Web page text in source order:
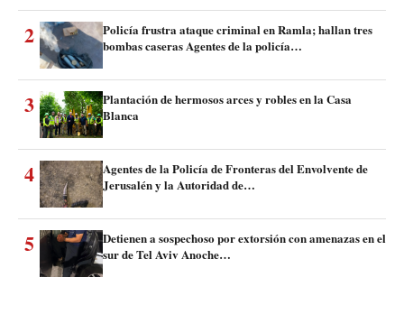
2
Policía frustra ataque criminal en Ramla; hallan tres
bombas caseras Agentes de la policía…
3
Plantación de hermosos arces y robles en la Casa
Blanca
4
Agentes de la Policía de Fronteras del Envolvente de
Jerusalén y la Autoridad de…
5
Detienen a sospechoso por extorsión con amenazas en el
sur de Tel Aviv Anoche…